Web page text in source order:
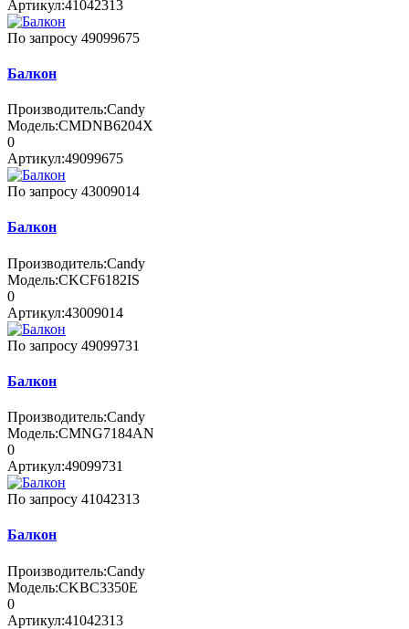
Артикул:41042313
По запросу 49099675
Балкон
Производитель:Candy
Модель:CMDNB6204X
0
Артикул:49099675
По запросу 43009014
Балкон
Производитель:Candy
Модель:CKCF6182IS
0
Артикул:43009014
По запросу 49099731
Балкон
Производитель:Candy
Модель:CMNG7184AN
0
Артикул:49099731
По запросу 41042313
Балкон
Производитель:Candy
Модель:CKBC3350E
0
Артикул:41042313